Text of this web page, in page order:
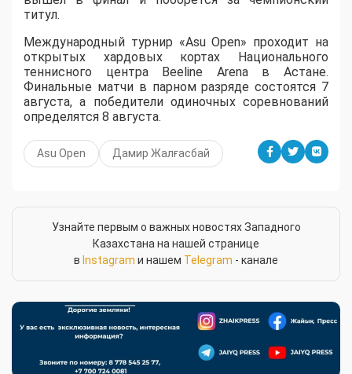
титул.
Международный турнир «Asu Open» проходит на
открытых хардовых кортах Национального
теннисного центра Beeline Arena в Астане.
Финальные матчи в парном разряде состоятся 7
августа, а победители одиночных соревнований
определятся 8 августа.
Asu Open Дамир Жалғасбай
Узнайте первым о важных новостях Западного
Казахстана на нашей странице
в Instagram и нашем Telegram - канале